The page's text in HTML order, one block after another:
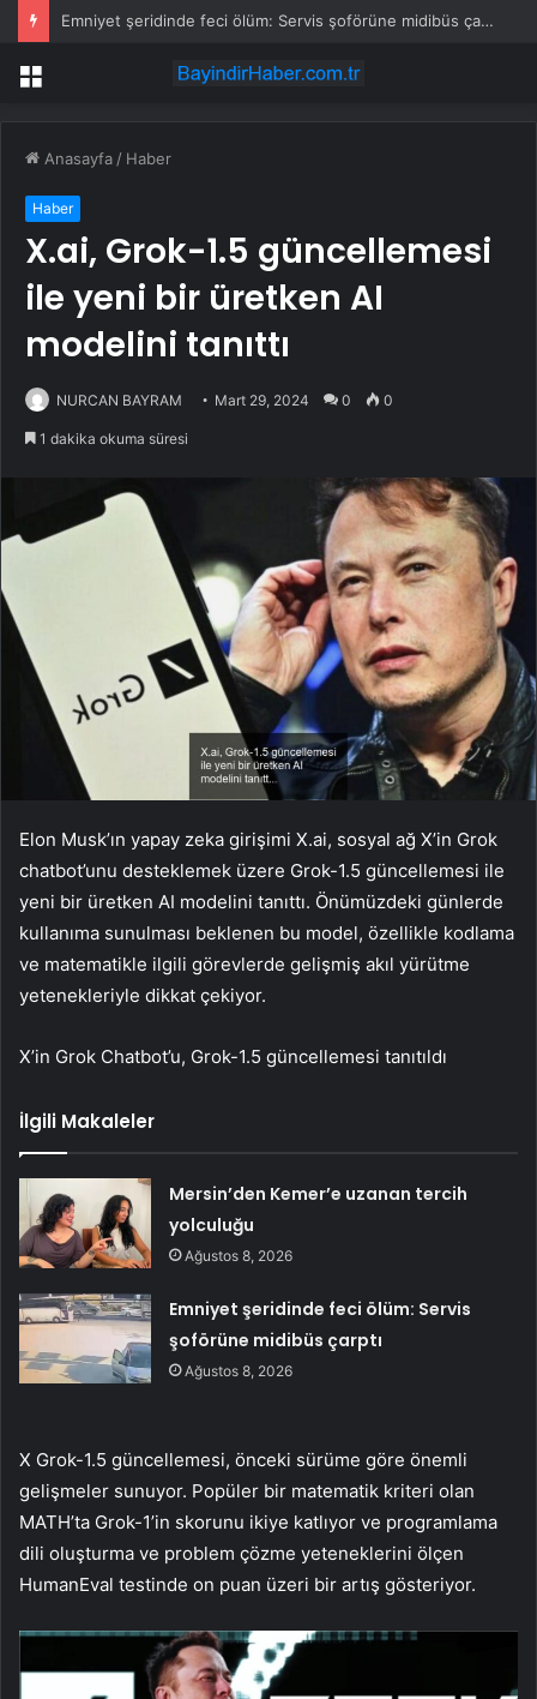
Emniyet şeridinde feci ölüm: Servis şoförüne midibüs çarptı
Menü
Anasayfa / Haber
Haber
X.ai, Grok-1.5 güncellemesi
ile yeni bir üretken AI
modelini tanıttı
NURCAN BAYRAM Mart 29, 2024 0 0
1 dakika okuma süresi
Elon Musk’ın yapay zeka girişimi X.ai, sosyal ağ X’in Grok
chatbot’unu desteklemek üzere Grok-1.5 güncellemesi ile
yeni bir üretken AI modelini tanıttı. Önümüzdeki günlerde
kullanıma sunulması beklenen bu model, özellikle kodlama
ve matematikle ilgili görevlerde gelişmiş akıl yürütme
yetenekleriyle dikkat çekiyor.
X’in Grok Chatbot’u, Grok-1.5 güncellemesi tanıtıldı
İlgili Makaleler
Mersin’den Kemer’e uzanan tercih
yolculuğu
Ağustos 8, 2026
Emniyet şeridinde feci ölüm: Servis
şoförüne midibüs çarptı
Ağustos 8, 2026
X Grok-1.5 güncellemesi, önceki sürüme göre önemli
gelişmeler sunuyor. Popüler bir matematik kriteri olan
MATH’ta Grok-1’in skorunu ikiye katlıyor ve programlama
dili oluşturma ve problem çözme yeteneklerini ölçen
HumanEval testinde on puan üzeri bir artış gösteriyor.